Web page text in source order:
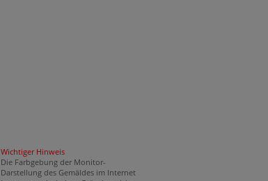
Wichtiger Hinweis
Die Farbgebung der Monitor-
Darstellung des Gemäldes im Internet